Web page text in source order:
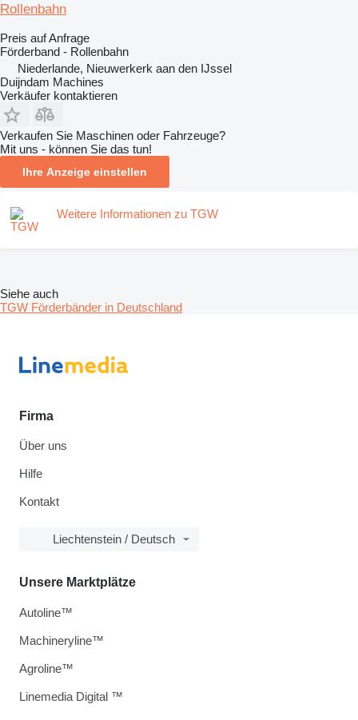
Rollenbahn
Preis auf Anfrage
Förderband - Rollenbahn
Niederlande, Nieuwerkerk aan den IJssel
Duijndam Machines
Verkäufer kontaktieren
Verkaufen Sie Maschinen oder Fahrzeuge?
Mit uns - können Sie das tun!
Ihre Anzeige einstellen
Weitere Informationen zu TGW
Siehe auch
TGW Förderbänder in Deutschland
Firma
Über uns
Hilfe
Kontakt
Liechtenstein / Deutsch
Unsere Marktplätze
Autoline™
Machineryline™
Agroline™
Linemedia Digital ™